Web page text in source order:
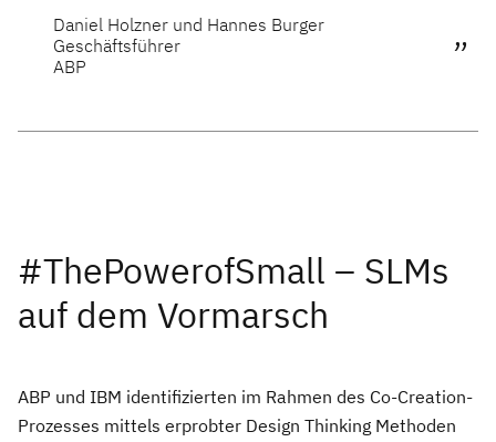
Daniel Holzner und Hannes Burger
Geschäftsführer
ABP
#ThePowerofSmall – SLMs
auf dem Vormarsch
ABP und IBM identifizierten im Rahmen des Co-Creation-
Prozesses mittels erprobter Design Thinking Methoden